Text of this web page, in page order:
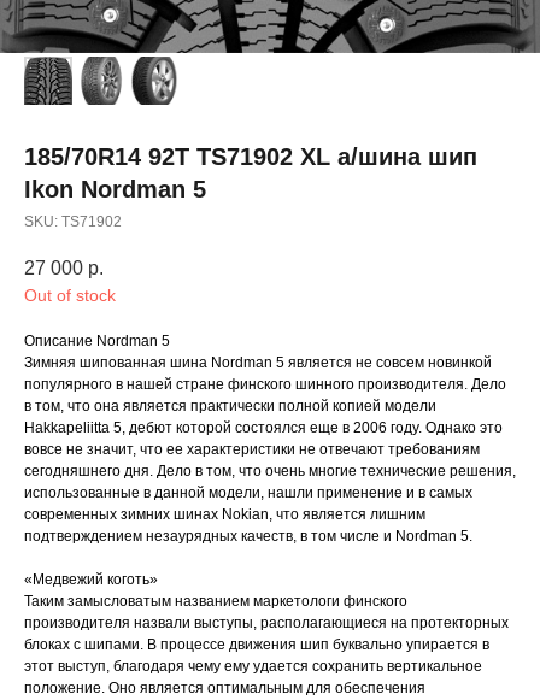
185/70R14 92T TS71902 XL а/шина шип
Ikon Nordman 5
SKU: TS71902
27 000 р.
Out of stock
Описание Nordman 5
Зимняя шипованная шина Nordman 5 является не совсем новинкой
популярного в нашей стране финского шинного производителя. Дело
в том, что она является практически полной копией модели
Hakkapeliitta 5, дебют которой состоялся еще в 2006 году. Однако это
вовсе не значит, что ее характеристики не отвечают требованиям
сегодняшнего дня. Дело в том, что очень многие технические решения,
использованные в данной модели, нашли применение и в самых
современных зимних шинах Nokian, что является лишним
подтверждением незаурядных качеств, в том числе и Nordman 5.
«Медвежий коготь»
Таким замысловатым названием маркетологи финского
производителя назвали выступы, располагающиеся на протекторных
блоках с шипами. В процессе движения шип буквально упирается в
этот выступ, благодаря чему ему удается сохранить вертикальное
положение. Оно является оптимальным для обеспечения